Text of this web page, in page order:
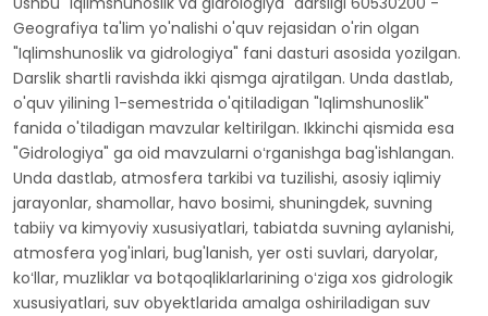
Geografiya ta'lim yo'nalishi o'quv rejasidan o'rin olgan
"Iqlimshunoslik va gidrologiya" fani dasturi asosida yozilgan.
Darslik shartli ravishda ikki qismga ajratilgan. Unda dastlab,
o'quv yilining 1-semestrida o'qitiladigan "Iqlimshunoslik"
fanida o'tiladigan mavzular keltirilgan. Ikkinchi qismida esa
"Gidrologiya" ga oid mavzularni oʻrganishga bag'ishlangan.
Unda dastlab, atmosfera tarkibi va tuzilishi, asosiy iqlimiy
jarayonlar, shamollar, havo bosimi, shuningdek, suvning
tabiiy va kimyoviy xususiyatlari, tabiatda suvning aylanishi,
atmosfera yog'inlari, bug'lanish, yer osti suvlari, daryolar,
koʻllar, muzliklar va botqoqliklarlarining oʻziga xos gidrologik
xususiyatlari, suv obyektlarida amalga oshiriladigan suv